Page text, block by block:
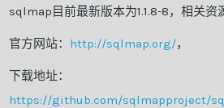
sqlmap目前最新版本为1.1.8-8，相关资
官方网站： http://sqlmap.org/，
下载地址：
https://github.com/sqlmapproject/